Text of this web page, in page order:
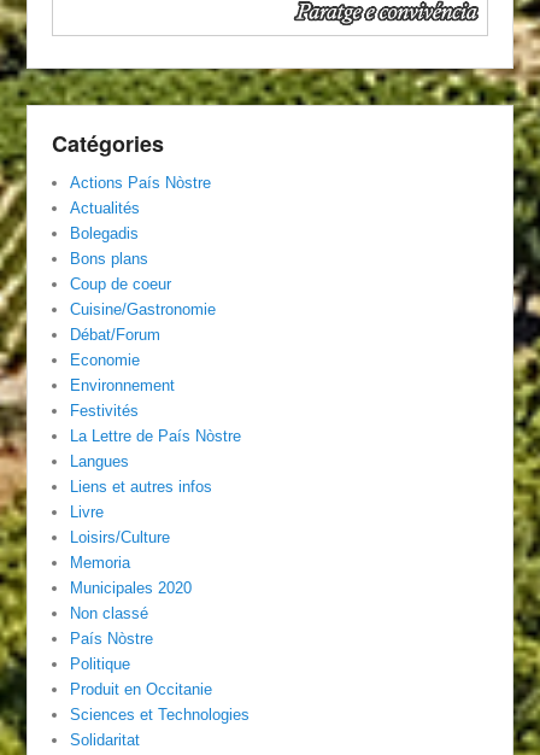
Catégories
Actions País Nòstre
Actualités
Bolegadis
Bons plans
Coup de coeur
Cuisine/Gastronomie
Débat/Forum
Economie
Environnement
Festivités
La Lettre de País Nòstre
Langues
Liens et autres infos
Livre
Loisirs/Culture
Memoria
Municipales 2020
Non classé
País Nòstre
Politique
Produit en Occitanie
Sciences et Technologies
Solidaritat